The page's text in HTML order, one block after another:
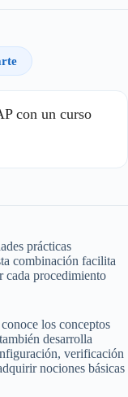
con un curso
prácticas
combinación facilita
cada procedimiento
los conceptos
desarrolla
verificación
nociones básicas